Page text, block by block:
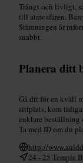
Trångt och livligt,
till atmosfären.
Stämningen är
snabbt.
Planera ditt
Gå dit för en kväll
sittplats, kom
enklare beställning
Ta med ID om du
http://
24 - 25 Temple